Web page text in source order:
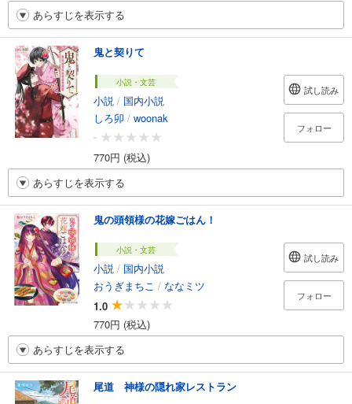
あらすじを表示する
鬼と契りて
小説・文芸
小説 / 国内小説
しろ卯 / woonak
-
770円 (税込)
試し読み
フォロー
あらすじを表示する
鬼の頭領様の花嫁ごはん！
小説・文芸
小説 / 国内小説
おうぎまちこ / ななミツ
1.0
770円 (税込)
試し読み
フォロー
あらすじを表示する
尾道 神様の隠れ家レストラン